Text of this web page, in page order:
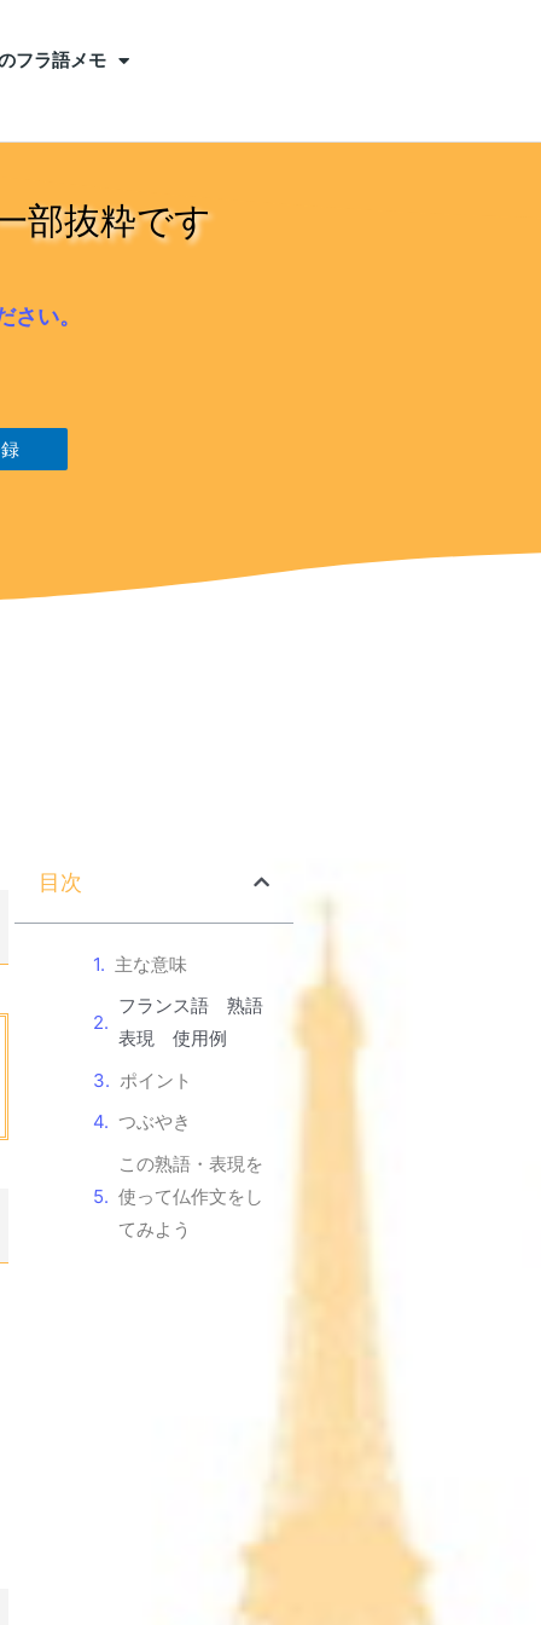
フラ語メモ
部抜粋です
い。
目次
主な意味
フランス語 熟語
表現 使用例
ポイント
つぶやき
この熟語・表現を
使って仏作文をし
てみよう